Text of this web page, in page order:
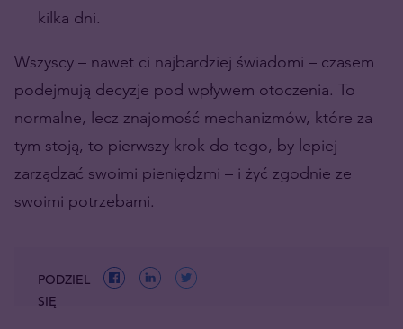
kilka dni.
Wszyscy – nawet ci najbardziej świadomi – czasem
podejmują decyzje pod wpływem otoczenia. To
normalne, lecz znajomość mechanizmów, które za
tym stoją, to pierwszy krok do tego, by lepiej
zarządzać swoimi pieniędzmi – i żyć zgodnie ze
swoimi potrzebami.
PODZIEL
SIĘ